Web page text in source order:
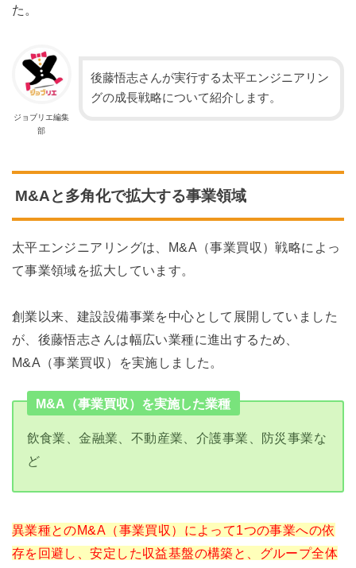
た。
ジョブリエ編集
部
後藤悟志さんが実行する太平エンジニアリン
グの成長戦略について紹介します。
M&Aと多角化で拡大する事業領域
太平エンジニアリングは、M&A（事業買収）戦略によっ
て事業領域を拡大しています。
創業以来、建設設備事業を中心として展開していました
が、後藤悟志さんは幅広い業種に進出するため、
M&A（事業買収）を実施しました。
M&A（事業買収）を実施した業種
飲食業、金融業、不動産業、介護事業、防災事業な
ど
異業種とのM&A（事業買収）によって1つの事業への依
存を回避し、安定した収益基盤の構築と、グループ全体